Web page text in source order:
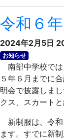
令和６
2024年2月5日
お知らせ
南部中学校では
５年６月までに
明会で披露しま
クス、スカート
新制服は、令和
ます。すでに新